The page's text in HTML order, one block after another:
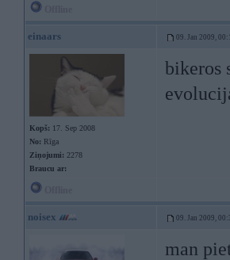
einaars 09. Jan 2009,
Kopš: 17. Sep 2008
No: Rīga
Ziņojumi: 2278
Braucu ar:
bikeros
noisex 09. Jan 2009,
man